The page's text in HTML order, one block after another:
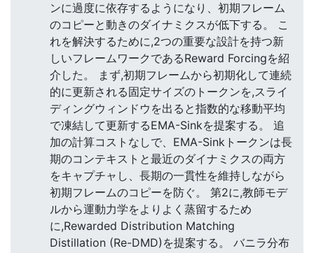
ンに過度に依存するようになり、初期フレーム
のコピーと動きのダイナミクスが低下する。 こ
れを解決するために,2つの重要な設計を持つ新
しいフレームワークであるReward Forcingを紹
介した。 まず,初期フレームから初期化して連続
的に更新される固定サイズのトークンを,スライ
ディングウィンドウを出ると指数的な移動平均
で凍結して更新するEMA-Sinkを提案する。 追
加の計算コストなしで、EMA-Sinkトークンは長
期のコンテキストと最近のダイナミクスの両方
をキャプチャし、長期の一貫性を維持しながら
初期フレームのコピーを防ぐ。 第2に,教師モデ
ルから運動力学をよりよく蒸留するため
に,Rewarded Distribution Matching
Distillation (Re-DMD)を提案する。 バニラ分布